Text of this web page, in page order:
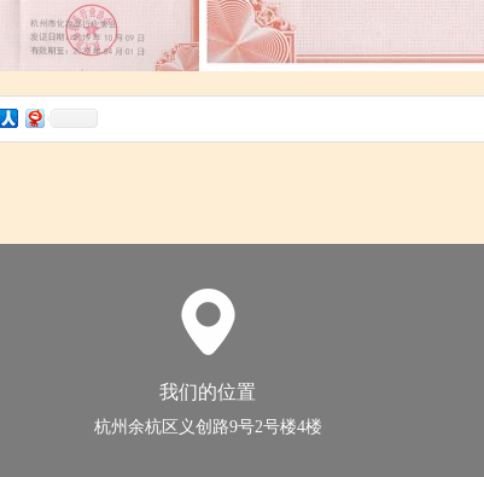
我们的位置
杭州余杭区义创路9号2号楼4楼